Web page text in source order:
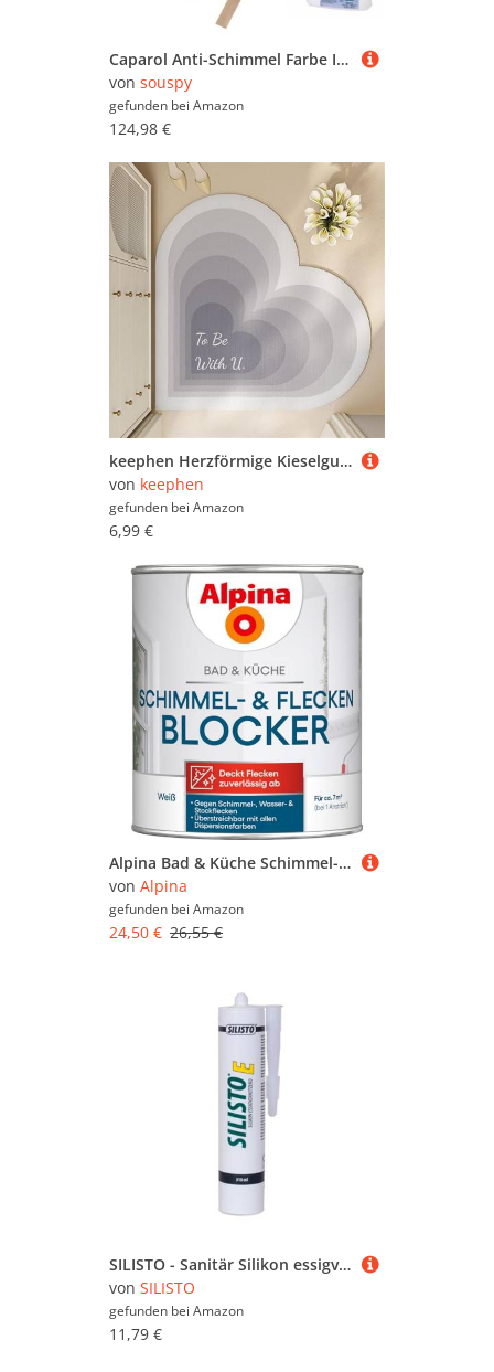
Caparol Anti-Schimmel Farbe Indeko W - weiß 2,5 Liter All in One Set inklusive Schimmelentferner, sdw-tools Rührholz und Nitrilhandschuhe
von souspy
gefunden bei Amazon
124,98 €
keephen Herzförmige Kieselgur-Stein-Badewanne Morandi-Farbe Kieselgur-ERD-Duschmatte Schnell trocknend Super Saugfähige, rutschfeste Anti-Schimmel-Stein-Badezimmermatte
von keephen
gefunden bei Amazon
6,99 €
Alpina Bad & Küche Schimmel- & Flecken-Blocker – weiße Anti Schimmel Farbe zur Abdeckung von Schimmelflecken und Verfärbungen, wasserbasierte Schimmelfarbe - 0,75L
von Alpina
gefunden bei Amazon
24,50 € 26,55 €
SILISTO - Sanitär Silikon essigvernetzend, 310ml Kartusche, Farbe des Sanitär Silikon Manhatten Grau - Silikon zum Abdichten - Silikon Bad, Küche, Kühlräume -Anti Schimmel und hitzebeständiges Silikon
von SILISTO
gefunden bei Amazon
11,79 €